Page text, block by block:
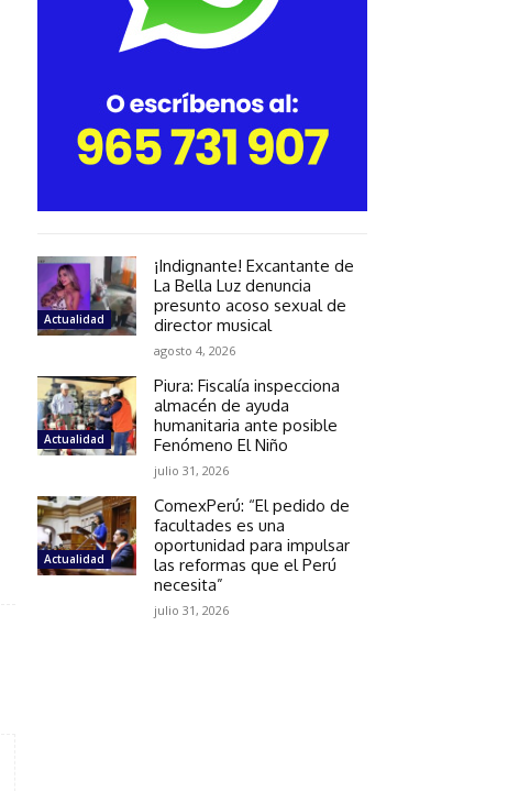
Actualidad
¡Indignante! Excantante de
La Bella Luz denuncia
presunto acoso sexual de
director musical
agosto 4, 2026
Actualidad
Piura: Fiscalía inspecciona
almacén de ayuda
humanitaria ante posible
Fenómeno El Niño
julio 31, 2026
Actualidad
ComexPerú: “El pedido de
facultades es una
oportunidad para impulsar
las reformas que el Perú
necesita”
julio 31, 2026